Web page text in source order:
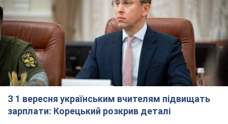
З 1 вересня українським вчителям підвищать
зарплати: Корецький розкрив деталі